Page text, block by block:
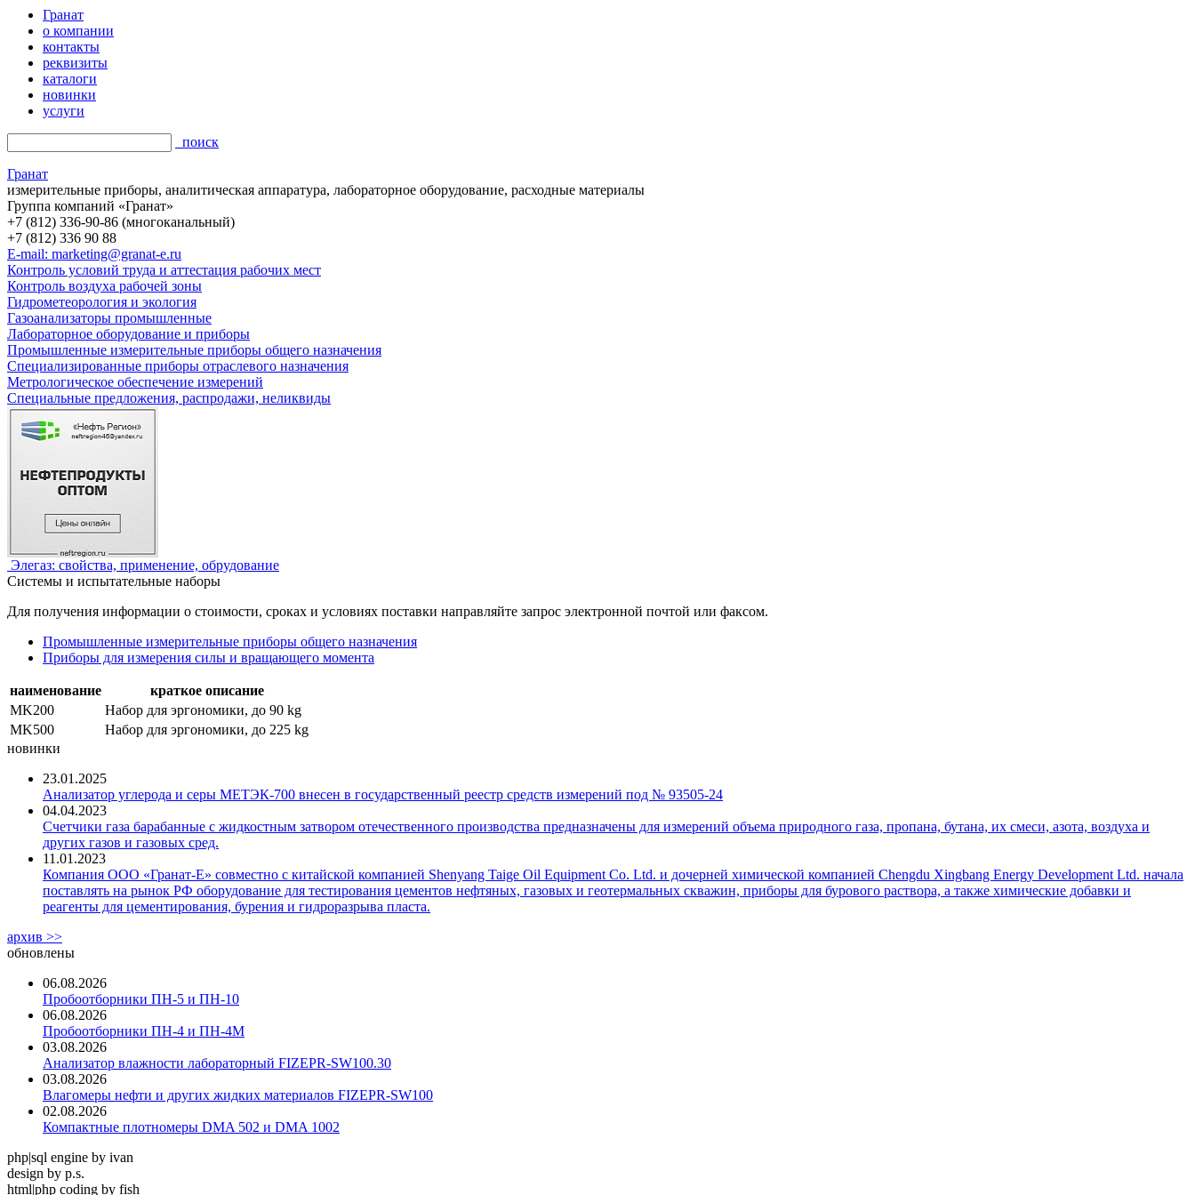
Гранат
о компании
контакты
реквизиты
каталоги
новинки
услуги
поиск
Гранат
измерительные приборы, аналитическая аппаратура, лабораторное оборудование, расходные материалы
Группа компаний «Гранат»
+7 (812) 336-90-86 (многоканальный)
+7 (812) 336 90 88
E-mail: marketing@granat-e.ru
Контроль условий труда и аттестация рабочих мест
Контроль воздуха рабочей зоны
Гидрометеорология и экология
Газоанализаторы промышленные
Лабораторное оборудование и приборы
Промышленные измерительные приборы общего назначения
Специализированные приборы отраслевого назначения
Метрологическое обеспечение измерений
Специальные предложения, распродажи, неликвиды
Элегаз: свойства, применение, обрудование
Системы и испытательные наборы
Для получения информации о стоимости, сроках и условиях поставки направляйте запрос электронной почтой или факсом.
Промышленные измерительные приборы общего назначения
Приборы для измерения силы и вращающего момента
наименование
краткое описание
MK200
Набор для эргономики, до 90 kg
MK500
Набор для эргономики, до 225 kg
новинки
23.01.2025
Анализатор углерода и серы МЕТЭК-700 внесен в государственный реестр средств измерений под № 93505-24
04.04.2023
Счетчики газа барабанные с жидкостным затвором отечественного производства предназначены для измерений объема природного газа, пропана, бутана, их смеси, азота, воздуха и
других газов и газовых сред.
11.01.2023
Компания ООО «Гранат-Е» совместно с китайской компанией Shenyang Taige Oil Equipment Co. Ltd. и дочерней химической компанией Chengdu Xingbang Energy Development Ltd. начала
поставлять на рынок РФ оборудование для тестирования цементов нефтяных, газовых и геотермальных скважин, приборы для бурового раствора, а также химические добавки и
реагенты для цементирования, бурения и гидроразрыва пласта.
архив >>
обновлены
06.08.2026
Пробоотборники ПН-5 и ПН-10
06.08.2026
Пробоотборники ПН-4 и ПН-4М
03.08.2026
Анализатор влажности лабораторный FIZEPR-SW100.30
03.08.2026
Влагомеры нефти и других жидких материалов FIZEPR-SW100
02.08.2026
Компактные плотномеры DMA 502 и DMA 1002
php|sql engine by ivan
design by p.s.
html|php coding by fish